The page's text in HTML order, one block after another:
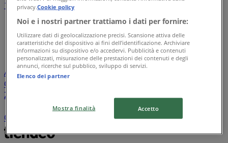
1 345
35
Lidl
Eurospin Conad Coop MD Esselunga
Unieuro
Maury's Risparmio Casa Decò
Conad Superstore
KiK Spazio Conad
Tigotà
Acqua & Sapone
PENNY Euronics
Centesimo
Zara
Conad City Il Gigante Expert
Aldi Sisa Trony Kymco
Carrefour Market
Valleverde Vodafone PrimoPrezzo
privacy.Cookie policy
Noi e i nostri partner trattiamo i dati per fornire:
Utilizzare dati di geolocalizzazione precisi. Scansione attiva delle
caratteristiche del dispositivo ai fini dell’identificazione. Archiviare
informazioni su dispositivo e/o accedervi. Pubblicità e contenuti
personalizzati, misurazione delle prestazioni dei contenuti e degli
annunci, ricerche sul pubblico, sviluppo di servizi.
Elenco dei partner
Mostra finalità Accetto